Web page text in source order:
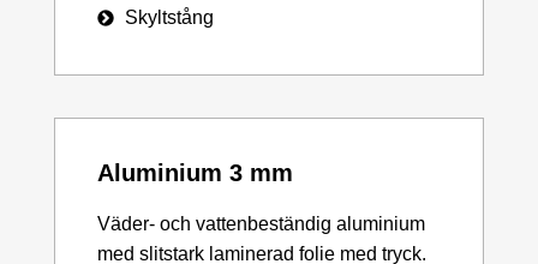
Skyltstång
Aluminium 3 mm
Väder- och vattenbeständig aluminium
med slitstark laminerad folie med tryck.